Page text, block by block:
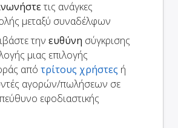
τις ανάγκες
μεταξύ συναδέλφων
την ευθύνη σύγκρισης
μιας επιλογής
από τρίτους χρήστες ή
αγορών/πωλήσεων σε
εφοδιαστικής